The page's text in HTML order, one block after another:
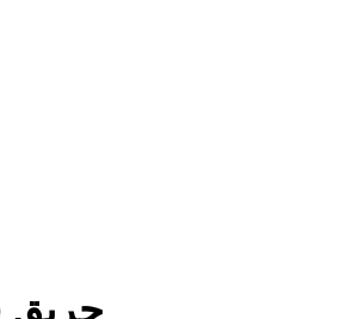
حريق